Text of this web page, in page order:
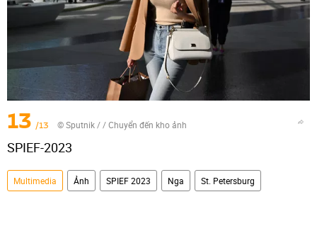
13 /13 © Sputnik //Chuyển đến kho ảnh
SPIEF-2023
Multimedia Ảnh SPIEF 2023 Nga St. Petersburg